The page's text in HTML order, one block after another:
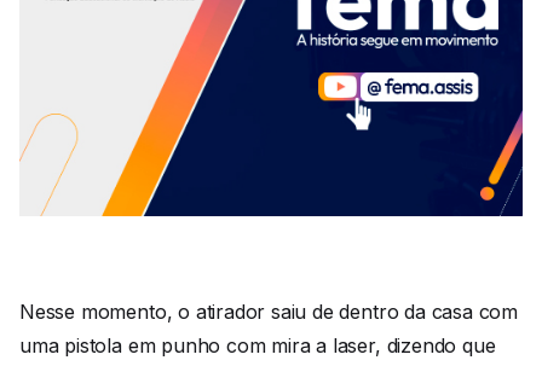
Nesse momento, o atirador saiu de dentro da casa com
uma pistola em punho com mira a laser, dizendo que